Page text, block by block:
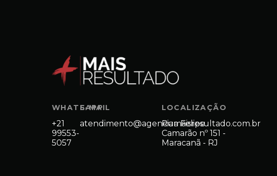
WHATSAPP
+21
99553-
5057
E-MAIL
atendimento@agenciamaisresultado.com.br
LOCALIZAÇÃO
Rua Felipe
Camarão nº 151 -
Maracanã - RJ